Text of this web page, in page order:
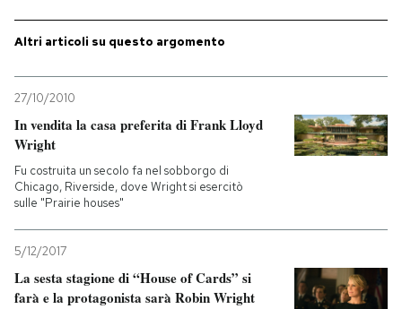
Economia
Sport
Altrecose
PODCAST
NEWSLETTER
SHOP
Altri articoli su questo argomento
27/10/2010
In vendita la casa preferita di Frank Lloyd
Wright
Fu costruita un secolo fa nel sobborgo di
Chicago, Riverside, dove Wright si esercitò
sulle "Prairie houses"
5/12/2017
La sesta stagione di “House of Cards” si
farà e la protagonista sarà Robin Wright